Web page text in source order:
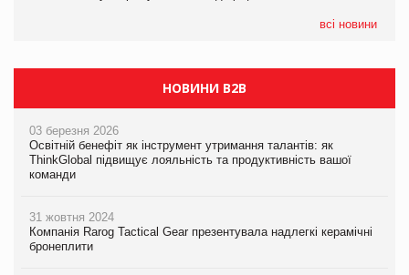
всі новини
НОВИНИ B2B
03 березня 2026
Освітній бенефіт як інструмент утримання талантів: як
ThinkGlobal підвищує лояльність та продуктивність вашої
команди
31 жовтня 2024
Компанія Rarog Tactical Gear презентувала надлегкі керамічні
бронеплити